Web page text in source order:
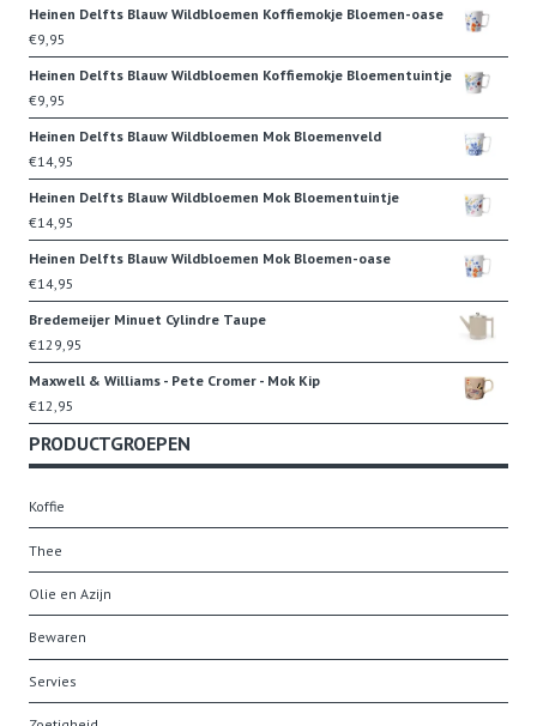
Heinen Delfts Blauw Wildbloemen Koffiemokje Bloemen-oase
€9,95
Heinen Delfts Blauw Wildbloemen Koffiemokje Bloementuintje
€9,95
Heinen Delfts Blauw Wildbloemen Mok Bloemenveld
€14,95
Heinen Delfts Blauw Wildbloemen Mok Bloementuintje
€14,95
Heinen Delfts Blauw Wildbloemen Mok Bloemen-oase
€14,95
Bredemeijer Minuet Cylindre Taupe
€129,95
Maxwell & Williams - Pete Cromer - Mok Kip
€12,95
PRODUCTGROEPEN
Koffie
Thee
Olie en Azijn
Bewaren
Servies